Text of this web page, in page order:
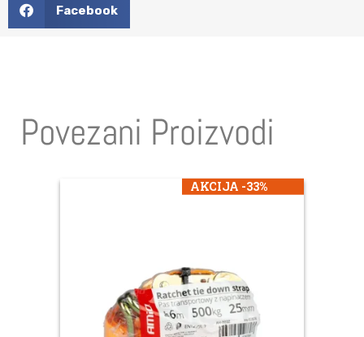
Facebook
Povezani Proizvodi
AKCIJA -33%